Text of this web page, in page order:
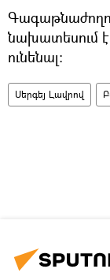
նախատեսում է
ունենալ։
Սերգեյ Լավրով